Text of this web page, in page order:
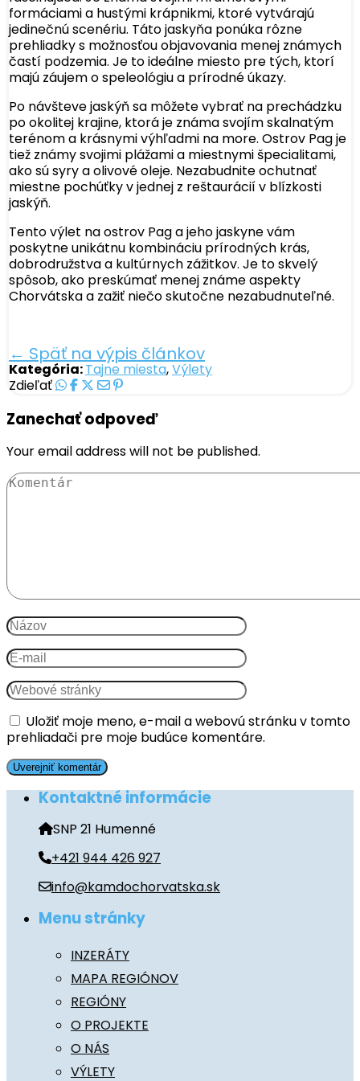
formáciami a hustými krápnikmi, ktoré vytvárajú
jedinečnú scenériu. Táto jaskyňa ponúka rôzne
prehliadky s možnosťou objavovania menej známych
častí podzemia. Je to ideálne miesto pre tých, ktorí
majú záujem o speleológiu a prírodné úkazy.
Po návšteve jaskýň sa môžete vybrať na prechádzku
po okolitej krajine, ktorá je známa svojím skalnatým
terénom a krásnymi výhľadmi na more. Ostrov Pag je
tiež známy svojimi plážami a miestnymi špecialitami,
ako sú syry a olivové oleje. Nezabudnite ochutnať
miestne pochúťky v jednej z reštaurácií v blízkosti
jaskýň.
Tento výlet na ostrov Pag a jeho jaskyne vám
poskytne unikátnu kombináciu prírodných krás,
dobrodružstva a kultúrnych zážitkov. Je to skvelý
spôsob, ako preskúmať menej známe aspekty
Chorvátska a zažiť niečo skutočne nezabudnuteľné.
← Späť na výpis článkov
Kategória:Tajne miesta,Výlety
Zdieľať
Zanechať odpoveď
Your email address will not be published.
Uložiť moje meno, e-mail a webovú stránku v tomto
prehliadači pre moje budúce komentáre.
Kontaktné informácie
SNP 21 Humenné
+421 944 426 927
info@kamdochorvatska.sk
Menu stránky
INZERÁTY
MAPA REGIÓNOV
REGIÓNY
O PROJEKTE
O NÁS
VÝLETY